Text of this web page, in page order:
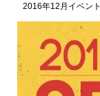
2016年12月イベント